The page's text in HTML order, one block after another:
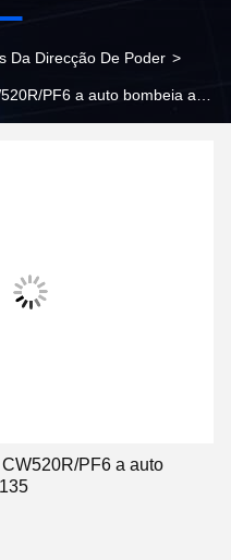
Da Direcção De Poder >
PF6 a auto bombeia a
PF6 a auto